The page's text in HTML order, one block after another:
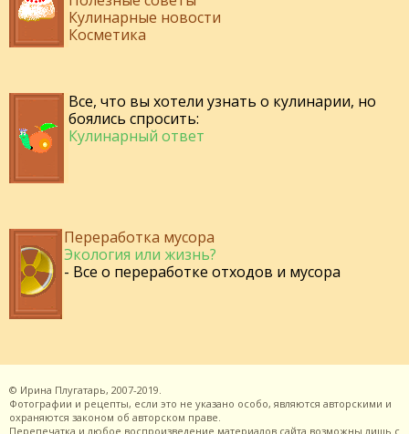
Кулинарные новости
Косметика
Все, что вы хотели узнать о кулинарии, но
боялись спросить:
Кулинарный ответ
Переработка мусора
Экология или жизнь?
- Все о переработке отходов и мусора
© Ирина Плугатарь, 2007-2019.
Фотографии и рецепты, если это не указано особо, являются авторскими и
охраняются законом об авторском праве.
Перепечатка и любое воспроизведение материалов сайта возможны лишь с